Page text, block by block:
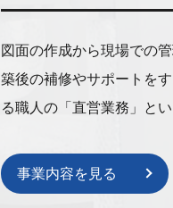
図面の作成から現場での
築後の補修やサポートを
る職人の「直営業務」と
事業内容を見る